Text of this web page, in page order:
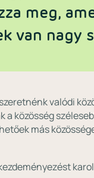
meg,
van nagy
valódi
közösség
más